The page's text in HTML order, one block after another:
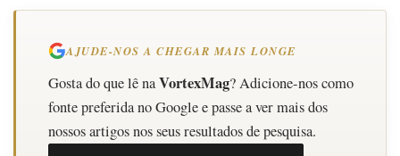
AJUDE-NOS A CHEGAR MAIS LONGE
Gosta do que lê naVortexMag? Adicione-nos como
fonte preferida no Google e passe a ver mais dos
nossos artigos nos seus resultados de pesquisa.